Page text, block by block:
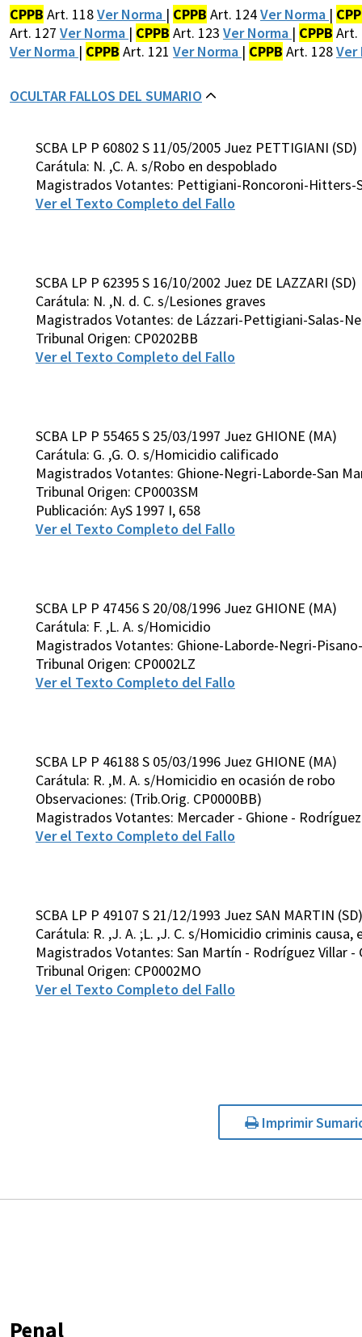
CPPB Art. 118Ver Norma | CPPB Art. 124Ver Norma |
Art. 127 Ver Norma | CPPB Art. 123 Ver Norma | CPPB Art.
Ver Norma | CPPB Art. 121 Ver Norma | CPPB Art. 128Ver
OCULTAR FALLOS DEL SUMARIO
SCBA LP P 60802 S 11/05/2005 Juez PETTIGIANI (SD)
Carátula: N. ,C. A. s/Robo en despoblado
Magistrados Votantes: Pettigiani-Roncoroni-Hitters-
Ver el Texto Completo del Fallo
SCBA LP P 62395 S 16/10/2002 Juez DE LAZZARI (SD)
Carátula: N. ,N. d. C. s/Lesiones graves
Magistrados Votantes: de Lázzari-Pettigiani-Salas-
Tribunal Origen: CP0202BB
Ver el Texto Completo del Fallo
SCBA LP P 55465 S 25/03/1997 Juez GHIONE (MA)
Carátula: G. ,G. O. s/Homicidio calificado
Magistrados Votantes: Ghione-Negri-Laborde-San
Tribunal Origen: CP0003SM
Publicación: AyS 1997 I, 658
Ver el Texto Completo del Fallo
SCBA LP P 47456 S 20/08/1996 Juez GHIONE (MA)
Carátula: F. ,L. A. s/Homicidio
Magistrados Votantes: Ghione-Laborde-Negri-
Tribunal Origen: CP0002LZ
Ver el Texto Completo del Fallo
SCBA LP P 46188 S 05/03/1996 Juez GHIONE (MA)
Carátula: R. ,M. A. s/Homicidio en ocasión de robo
Observaciones: (Trib.Orig. CP0000BB)
Magistrados Votantes: Mercader - Ghione -
Ver el Texto Completo del Fallo
SCBA LP P 49107 S 21/12/1993 Juez SAN MARTIN (SD)
Carátula: R. ,J. A. ;L. ,J. C. s/Homicidio criminis causa,
Magistrados Votantes: San Martín - Rodríguez Villar -
Tribunal Origen: CP0002MO
Ver el Texto Completo del Fallo
Imprimir
Penal